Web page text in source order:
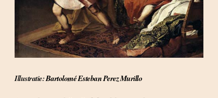
Illustratie:Bartolomé Esteban Perez Murillo